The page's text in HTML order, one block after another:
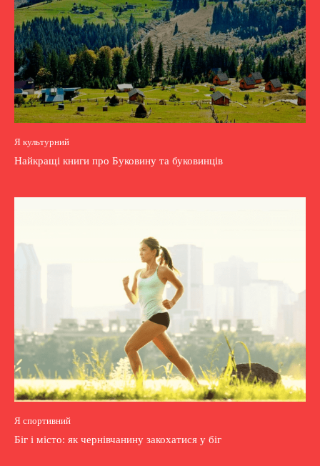
Я культурний
Найкращі книги про Буковину та буковинців
Я спортивний
Біг і місто: як чернівчанину закохатися у біг